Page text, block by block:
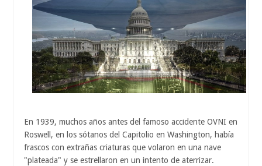
En 1939, muchos años antes del famoso accidente OVNI en
Roswell, en los sótanos del Capitolio en Washington, había
frascos con extrañas criaturas que volaron en una nave
"plateada" y se estrellaron en un intento de aterrizar.